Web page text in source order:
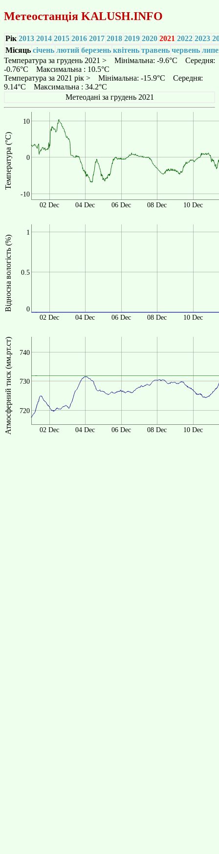
Метеостанція KALUSH.INFO
Рік 2013 2014 2015 2016 2017 2018 2019 2020 2021 2022 2023
Місяць січень лютий березень квітень травень червень
Температура за грудень 2021 > Мінімальна: -9.6°C Середня:
-0.76°C Максимальна : 10.5°C
Температура за 2021 рік > Мінімальна: -15.9°C Середня:
9.14°C Максимальна : 34.2°C
Метеодані за грудень 2021
Температура (°C)
-10
0
10
02 Dec 04 Dec 06 Dec 08 Dec 10 Dec
Відносна вологість (%) 0
0.5
1
02 Dec 04 Dec 06 Dec 08 Dec 10 Dec
Атмосферний тиск (мм.рт.ст) 720
730
740
02 Dec 04 Dec 06 Dec 08 Dec 10 Dec